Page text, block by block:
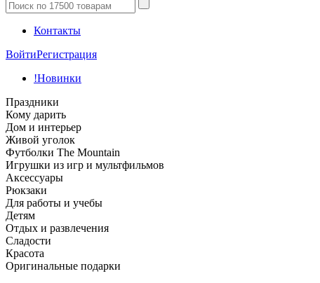
Контакты
ВойтиРегистрация
!Новинки
Праздники
Кому дарить
Дом и интерьер
Живой уголок
Футболки The Mountain
Игрушки из игр и мультфильмов
Аксессуары
Рюкзаки
Для работы и учебы
Детям
Отдых и развлечения
Сладости
Красота
Оригинальные подарки